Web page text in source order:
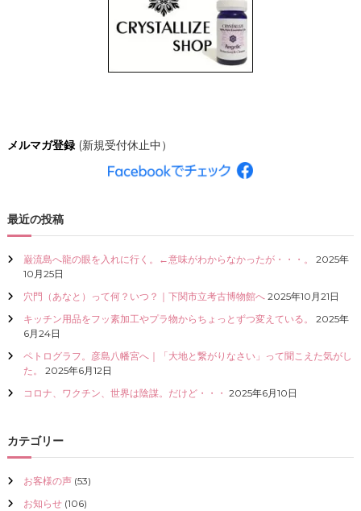
シ
ン
メルマガ登録 (新規受付休止中）
最近の投稿
巌流島へ龍の眼を入れに行く。←意味がわからなかったが・・・。
2025年
10月25日
穴門（あなと）って何？いつ？｜下関市立考古博物館へ 2025年10月21日
キッチン用品をフッ素加工やプラ物からちょっとずつ変えている。
2025年
6月24日
ペトログラフ。彦島八幡宮へ｜「大地と繋がりなさい」って聞こえた気がし
た。
2025年6月12日
コロナ、ワクチン、世界は陰謀。だけど・・・ 2025年6月10日
カテゴリー
お客様の声(53)
お知らせ(106)